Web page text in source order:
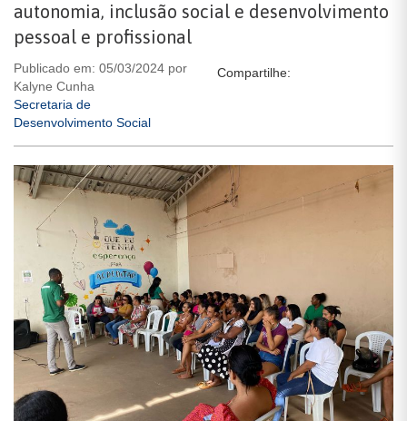
autonomia, inclusão social e desenvolvimento
pessoal e profissional
Publicado em: 05/03/2024 por
Kalyne Cunha
Secretaria de
Desenvolvimento Social
Compartilhe: